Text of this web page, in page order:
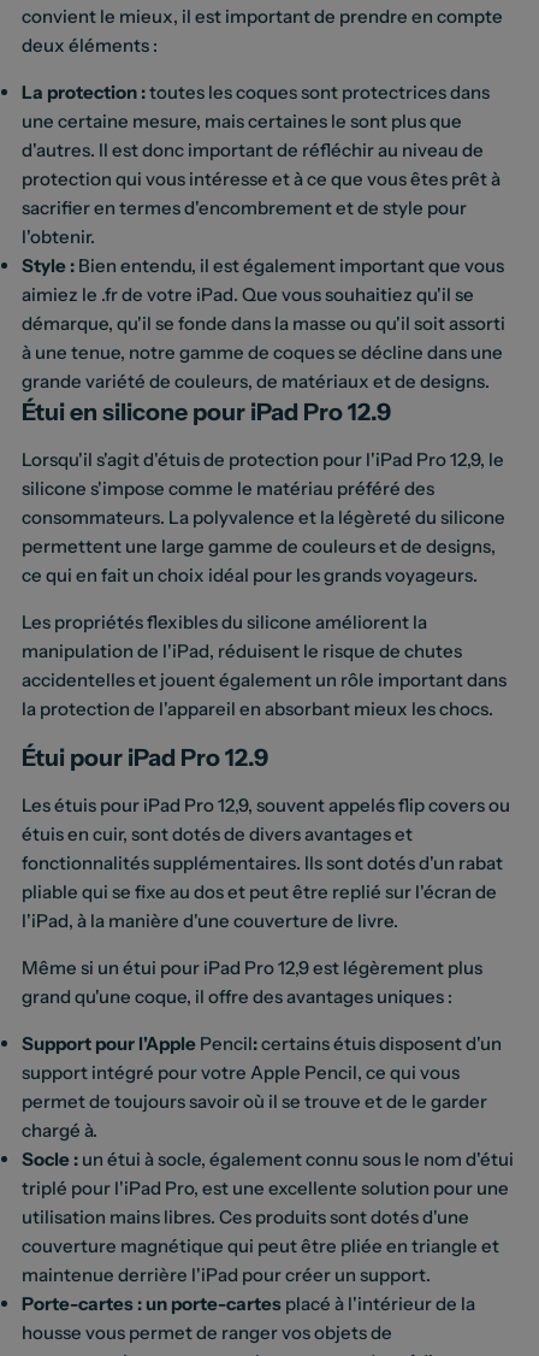
convient le mieux, il est important de prendre en compte
deux éléments :
La protection :toutes les coques sont protectrices dans
une certaine mesure, mais certaines le sont plus que
d'autres. Il est donc important de réfléchir au niveau de
protection qui vous intéresse et à ce que vous êtes prêt à
sacrifier en termes d'encombrement et de style pour
l'obtenir.
Style :Bien entendu, il est également important que vous
aimiez le .fr de votre iPad. Que vous souhaitiez qu'il se
démarque, qu'il se fonde dans la masse ou qu'il soit assorti
à une tenue, notre gamme de coques se décline dans une
grande variété de couleurs, de matériaux et de designs.
Étui en silicone pour iPad Pro 12.9
Lorsqu'il s'agit d'étuis de protection pour l'iPad Pro 12,9, le
silicone s'impose comme le matériau préféré des
consommateurs. La polyvalence et la légèreté du silicone
permettent une large gamme de couleurs et de designs,
ce qui en fait un choix idéal pour les grands voyageurs.
Les propriétés flexibles du silicone améliorent la
manipulation de l'iPad, réduisent le risque de chutes
accidentelles et jouent également un rôle important dans
la protection de l'appareil en absorbant mieux les chocs.
Étui pour iPad Pro 12.9
Les étuis pour iPad Pro 12,9, souvent appelés flip covers ou
étuis en cuir, sont dotés de divers avantages et
fonctionnalités supplémentaires. Ils sont dotés d'un rabat
pliable qui se fixe au dos et peut être replié sur l'écran de
l'iPad, à la manière d'une couverture de livre.
Même si un étui pour iPad Pro 12,9 est légèrement plus
grand qu'une coque, il offre des avantages uniques :
Support pour l'ApplePencil:certains étuis disposent d'un
support intégré pour votre Apple Pencil, ce qui vous
permet de toujours savoir où il se trouve et de le garder
chargé à.
Socle :un étui à socle, également connu sous le nom d'étui
triplé pour l'iPad Pro, est une excellente solution pour une
utilisation mains libres. Ces produits sont dotés d'une
couverture magnétique qui peut être pliée en triangle et
maintenue derrière l'iPad pour créer un support.
Porte-cartes : un porte-cartesplacé à l'intérieur de la
housse vous permet de ranger vos objets de